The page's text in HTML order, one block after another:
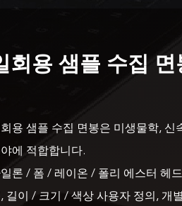
쟁력 있는 공장 가격, 빠른 배송 및
회용 샘플 수집 면
용 샘플 수집 면봉은 미생물학, 신
에 적합합니다.
론 / 폼 / 레이온 / 폴리 에스터 헤드
길이 / 크기 / 색상 사용자 정의, 개